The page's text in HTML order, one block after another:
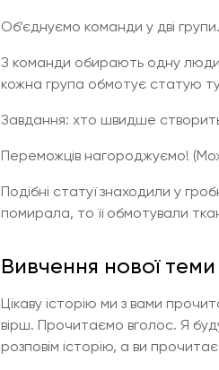
Об’єднуємо команди у дві
З команди обирають одну
кожна група обмотує статую
Завдання: хто швидше
Переможців нагороджуємо!
Подібні статуї знаходили у
помирала, то її обмотували
Вивчення нової теми
Цікаву історію ми з вами
вірш. Прочитаємо вголос. Я
розповім історію, а ви